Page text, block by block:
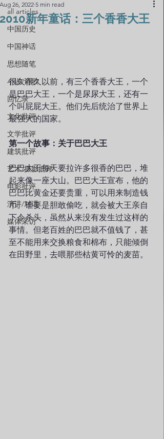
all articles
中国历史
中国神话
思想随笔
小说/诗歌
回忆录
文化批评
文学批评
建筑批评
艺术/摄影批评
电影批评
演讲/对话
媒体采访
2010新年童话：三个香香大王
Aug 26, 2022 5 min read
很久很久以前，有三个香香大王，一个
是巴巴大王，一个是尿尿大王，还有一
个叫屁屁大王。他们先后统治了世界上
最强大的国家。
第一个故事：关于巴巴大王
巴巴大王每天要拉许多很香的巴巴，堆
起来像一座大山。巴巴大王宣布，他的
巴巴比黄金还要贵重，可以用来制造钱
币。谁要是胆敢偷吃，就会被大王亲自
下令杀头，虽然从来没有发生过这样的
事情。但老百姓的巴巴就不值钱了，甚
至不能用来交换粮食和棉布，只能倾倒
在田野里，去喂那些枯黄可怜的麦苗。